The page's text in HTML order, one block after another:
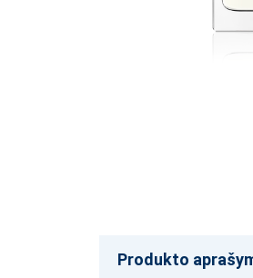
Produkto